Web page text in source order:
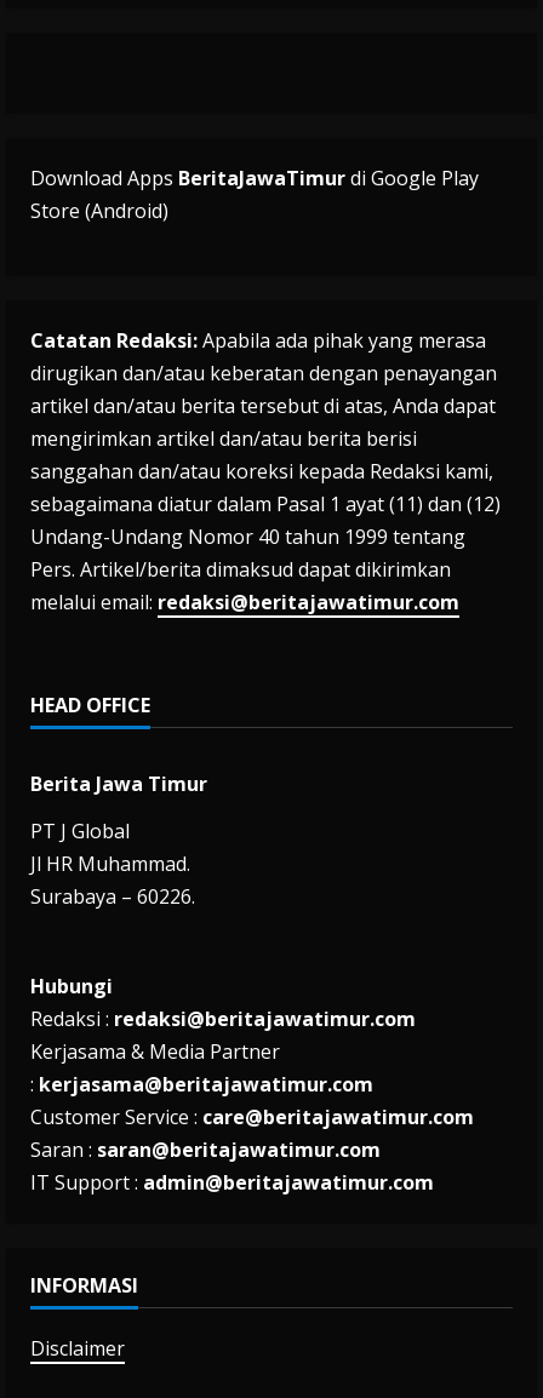
Download Apps BeritaJawaTimurdi Google Play
Store (Android)
Catatan Redaksi:Apabila ada pihak yang merasa
dirugikan dan/atau keberatan dengan penayangan
artikel dan/atau berita tersebut di atas, Anda dapat
mengirimkan artikel dan/atau berita berisi
sanggahan dan/atau koreksi kepada Redaksi kami,
sebagaimana diatur dalam Pasal 1 ayat (11) dan (12)
Undang-Undang Nomor 40 tahun 1999 tentang
Pers. Artikel/berita dimaksud dapat dikirimkan
melalui email: redaksi@beritajawatimur.com
HEAD OFFICE
Berita Jawa Timur
PT J Global
Jl HR Muhammad.
Surabaya – 60226.
Hubungi
Redaksi : redaksi@beritajawatimur.com
Kerjasama & Media Partner
: kerjasama@beritajawatimur.com
Customer Service : care@beritajawatimur.com
Saran : saran@beritajawatimur.com
IT Support : admin@beritajawatimur.com
INFORMASI
Disclaimer